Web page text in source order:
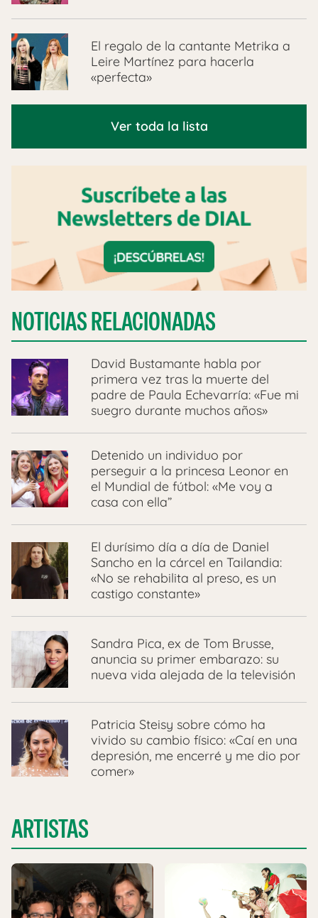
El regalo de la cantante Metrika a
Leire Martínez para hacerla
«perfecta»
Ver toda la lista
NOTICIAS RELACIONADAS
David Bustamante habla por
primera vez tras la muerte del
padre de Paula Echevarría: «Fue mi
suegro durante muchos años»
Detenido un individuo por
perseguir a la princesa Leonor en
el Mundial de fútbol: «Me voy a
casa con ella”
El durísimo día a día de Daniel
Sancho en la cárcel en Tailandia:
«No se rehabilita al preso, es un
castigo constante»
Sandra Pica, ex de Tom Brusse,
anuncia su primer embarazo: su
nueva vida alejada de la televisión
Patricia Steisy sobre cómo ha
vivido su cambio físico: «Caí en una
depresión, me encerré y me dio por
comer»
ARTISTAS